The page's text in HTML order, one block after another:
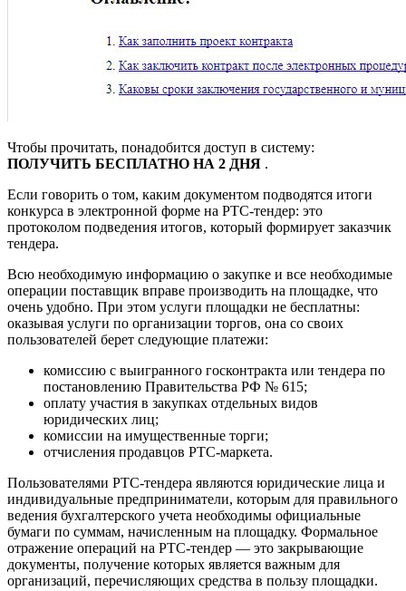
Чтобы прочитать, понадобится доступ в систему:
ПОЛУЧИТЬ БЕСПЛАТНО НА 2 ДНЯ .
Если говорить о том, каким документом подводятся итоги
конкурса в электронной форме на РТС-тендер: это
протоколом подведения итогов, который формирует заказчик
тендера.
Всю необходимую информацию о закупке и все необходимые
операции поставщик вправе производить на площадке, что
очень удобно. При этом услуги площадки не бесплатны:
оказывая услуги по организации торгов, она со своих
пользователей берет следующие платежи:
комиссию с выигранного госконтракта или тендера по
постановлению Правительства РФ № 615;
оплату участия в закупках отдельных видов
юридических лиц;
комиссии на имущественные торги;
отчисления продавцов РТС-маркета.
Пользователями РТС-тендера являются юридические лица и
индивидуальные предприниматели, которым для правильного
ведения бухгалтерского учета необходимы официальные
бумаги по суммам, начисленным на площадку. Формальное
отражение операций на РТС-тендер — это закрывающие
документы, получение которых является важным для
организаций, перечисляющих средства в пользу площадки.